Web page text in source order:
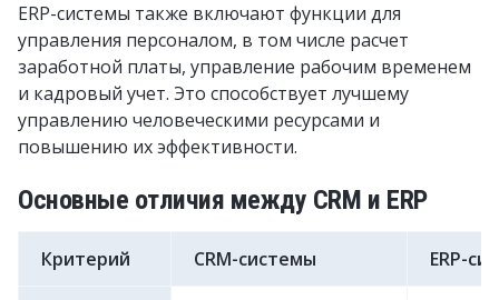
ERP-системы также включают функции для
управления персоналом, в том числе расчет
заработной платы, управление рабочим временем
и кадровый учет. Это способствует лучшему
управлению человеческими ресурсами и
повышению их эффективности.
Основные отличия между CRM и ERP
Критерий CRM-системы ERP-